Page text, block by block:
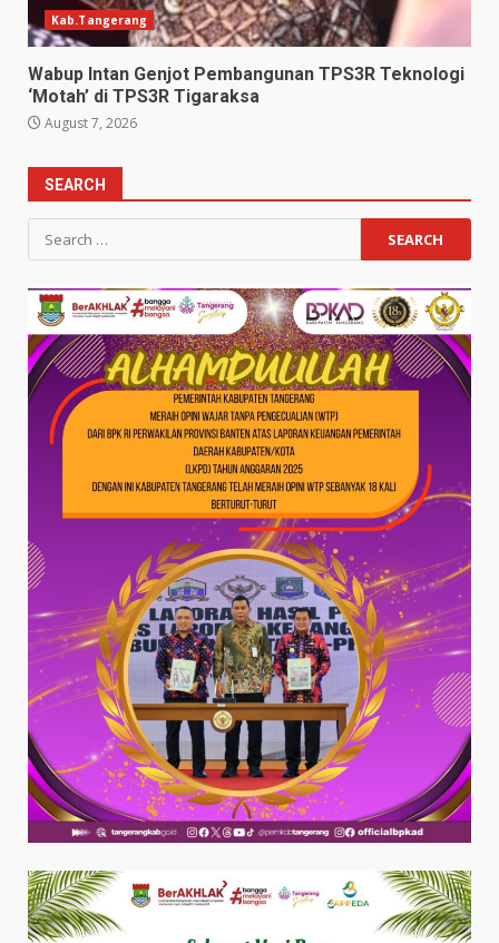
Kab.Tangerang
Wabup Intan Genjot Pembangunan TPS3R Teknologi
‘Motah’ di TPS3R Tigaraksa
August 7, 2026
SEARCH
Search
for: